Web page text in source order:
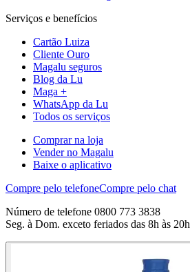
Serviços e benefícios
Cartão Luiza
Cliente Ouro
Magalu seguros
Blog da Lu
Maga +
WhatsApp da Lu
Todos os serviços
Comprar na loja
Vender no Magalu
Baixe o aplicativo
Compre pelo telefoneCompre pelo chat
Número de telefone 0800 773 3838
Seg. à Dom. exceto feriados das 8h às 20h